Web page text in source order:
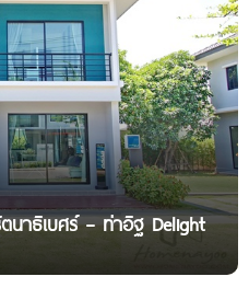
นาธิเบศร์ – ท่าอิฐ Delight